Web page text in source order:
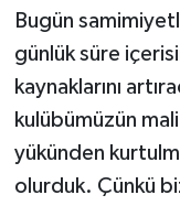
Bugün
günlük süre
kaynaklarını
kulübümüzün
yükünden
olurduk. Çünkü